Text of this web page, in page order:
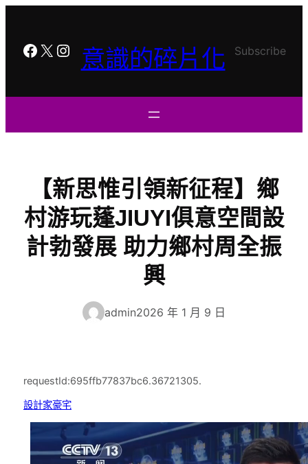
容
Facebook
X Instagram
意識的碎片化 Subscribe
【新思惟引領新征程】鄉
村游玩蓬JIUYI俱意空間設
計勃發展 助力鄉村周全振
興
admin2026 年 1 月 9 日
requestId:695ffb77837bc6.36721305.
設計家豪宅